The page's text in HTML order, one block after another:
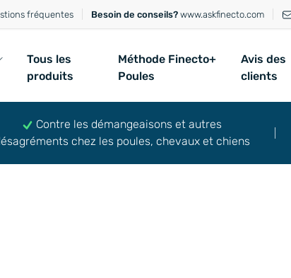
fréquentes Besoin de conseils? www.askfinecto.com
Tous les
produits
Méthode Finecto+
Poules
Avis des
clients
Contre les démangeaisons et autres
chez les poules, chevaux et chiens